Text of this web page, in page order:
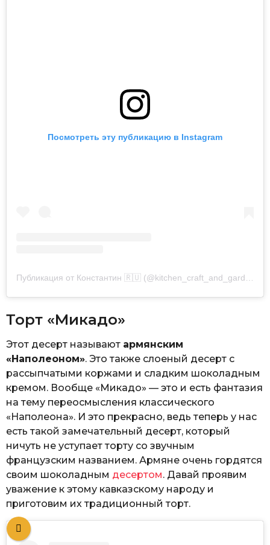
Посмотреть эту публикацию в Instagram
Торт «Микадо»
Этот десерт называют армянским
«Наполеоном». Это также слоеный десерт с
рассыпчатыми коржами и сладким шоколадным
кремом. Вообще «Микадо» — это и есть фантазия
на тему переосмысления классического
«Наполеона». И это прекрасно, ведь теперь у нас
есть такой замечательный десерт, который
ничуть не уступает торту со звучным
французским названием. Армяне очень гордятся
своим шоколадным десертом. Давай проявим
уважение к этому кавказскому народу и
приготовим их традиционный торт.